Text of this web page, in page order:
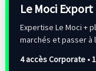
Le Moci
Expertise Le Moci +
marchés et passer à
4 accès Corporate •